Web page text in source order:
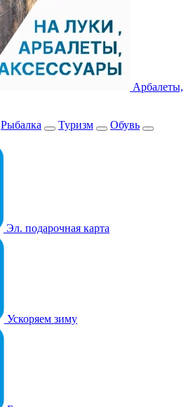
Арбалеты,
Рыбалка Туризм
Обувь
Эл. подарочная карта
Ускоряем зиму